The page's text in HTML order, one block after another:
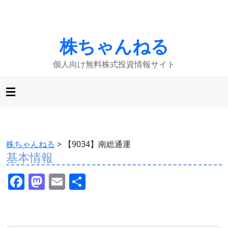
株ちゃんねる
個人向け無料株式投資情報サイト
株ちゃんねる > 【9034】南総通運
基本情報
F M E